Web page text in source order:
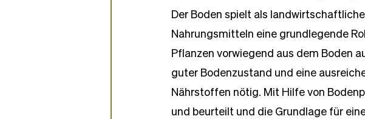
Der Boden spielt als
Nahrungsmitteln eine grundlegende
Pflanzen vorwiegend aus dem Boden
guter Bodenzustand und eine
Nährstoffen nötig. Mit Hilfe von
und beurteilt und die Grundlage für